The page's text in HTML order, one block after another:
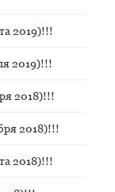
2019)!!!
2019)!!!
2018)!!!
2018)!!!
2018)!!!